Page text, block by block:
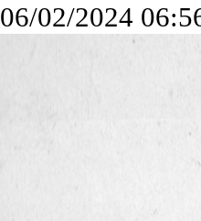
06/02/2024